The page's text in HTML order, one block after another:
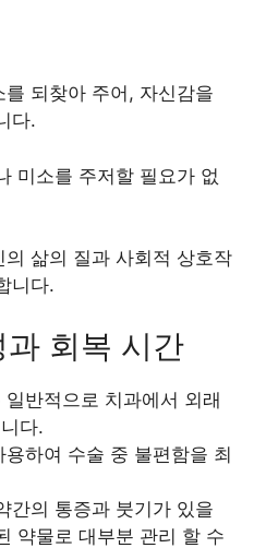
되찾아 주어, 자신감을
다.
미소를 주저할 필요가 없
삶의 질과 사회적 상호작
니다.
회복 시간
반적으로 치과에서 외래
다.
하여 수술 중 불편함을 최
간의 통증과 붓기가 있을
약물로 대부분 관리 할 수